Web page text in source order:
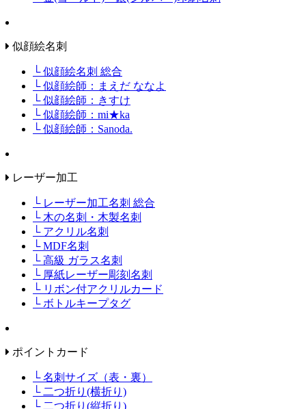
似顔絵名刺
└ 似顔絵名刺 総合
└ 似顔絵師：まえだ ななよ
└ 似顔絵師：きすけ
└ 似顔絵師：mi★ka
└ 似顔絵師：Sanoda.
レーザー加工
└ レーザー加工名刺 総合
└ 木の名刺・木製名刺
└ アクリル名刺
└ MDF名刺
└ 高級 ガラス名刺
└ 厚紙レーザー彫刻名刺
└ リボン付アクリルカード
└ ボトルキープタグ
ポイントカード
└ 名刺サイズ（表・裏）
└ 二つ折り(横折り)
└ 二つ折り(縦折り)